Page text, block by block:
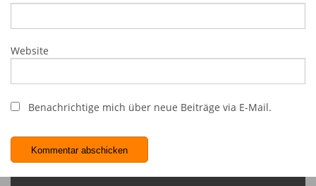
Website
Benachrichtige mich über neue Beiträge via E-Mail.